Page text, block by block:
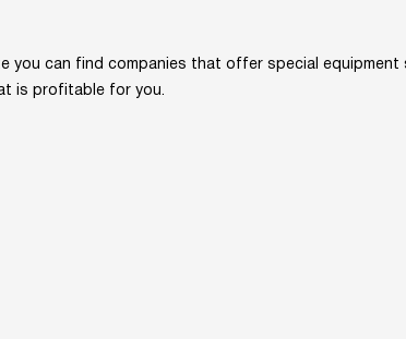
you can find companies that offer special
is profitable for you.